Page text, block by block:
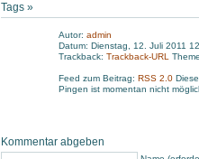
Tags »
Autor: admin
Datum: Dienstag, 12. Juli 2011
Trackback: Trackback-URL
Feed zum Beitrag: RSS 2.0
Pingen ist momentan nicht
Kommentar abgeben